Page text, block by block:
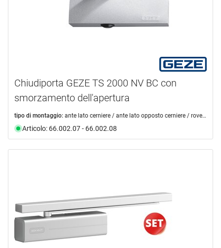
Chiudiporta GEZE TS 2000 NV BC con
smorzamento dell'apertura
tipo di montaggio: ante lato cerniere / ante lato opposto cerniere / rovesciato lato opposto cerniere
Articolo: 66.002.07 - 66.002.08